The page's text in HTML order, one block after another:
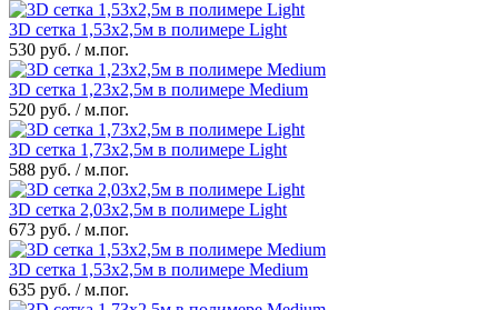
3D сетка 1,53x2,5м в полимере Light
530 руб. / м.пог.
3D сетка 1,23x2,5м в полимере Medium
520 руб. / м.пог.
3D сетка 1,73x2,5м в полимере Light
588 руб. / м.пог.
3D сетка 2,03x2,5м в полимере Light
673 руб. / м.пог.
3D сетка 1,53x2,5м в полимере Medium
635 руб. / м.пог.